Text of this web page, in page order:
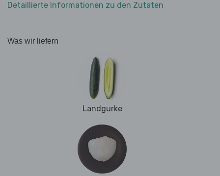
Detaillierte Informationen zu den Zutaten
Was wir liefern
Landgurke